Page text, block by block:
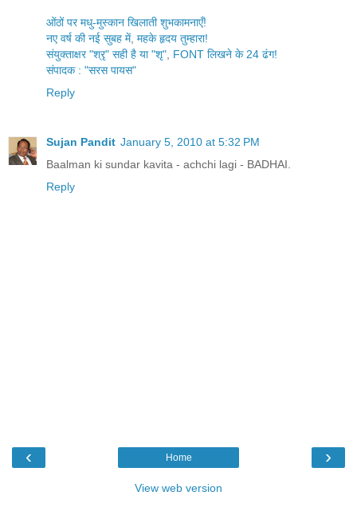
ओंठों पर मधु-मुस्कान खिलाती शुभकामनाएँ!
नए वर्ष की नई सुबह में, महके हृदय तुम्हारा!
संयुक्ताक्षर "श्रृ" सही है या "शृ" FONT लिखने के 24 ढंग!
संपादक : "सरस पायस"
Reply
Sujan Pandit January 5, 2010 at 5:32 PM
Baalman ki sundar kavita - achchi lagi - BADHAI.
Reply
‹ ›
Home
View web version